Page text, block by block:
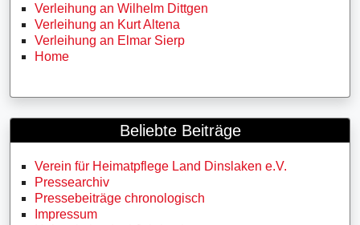
Verleihung an Wilhelm Dittgen
Verleihung an Kurt Altena
Verleihung an Elmar Sierp
Home
Beliebte Beiträge
Verein für Heimatpflege Land Dinslaken e.V.
Pressearchiv
Pressebeiträge chronologisch
Impressum